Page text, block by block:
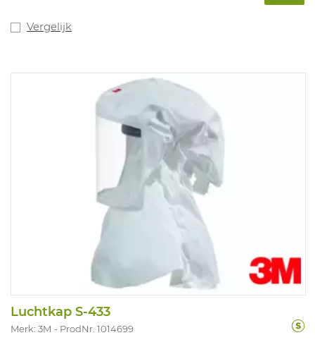
Vergelijk
Luchtkap S-433
Merk: 3M ProdNr. 1014699